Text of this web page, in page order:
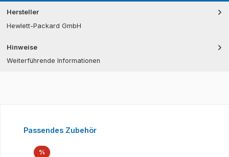
Hersteller
Hewlett-Packard GmbH
Hinweise
Weiterführende Informationen
Produktgalerie überspringen
Passendes Zubehör
%Rabatt